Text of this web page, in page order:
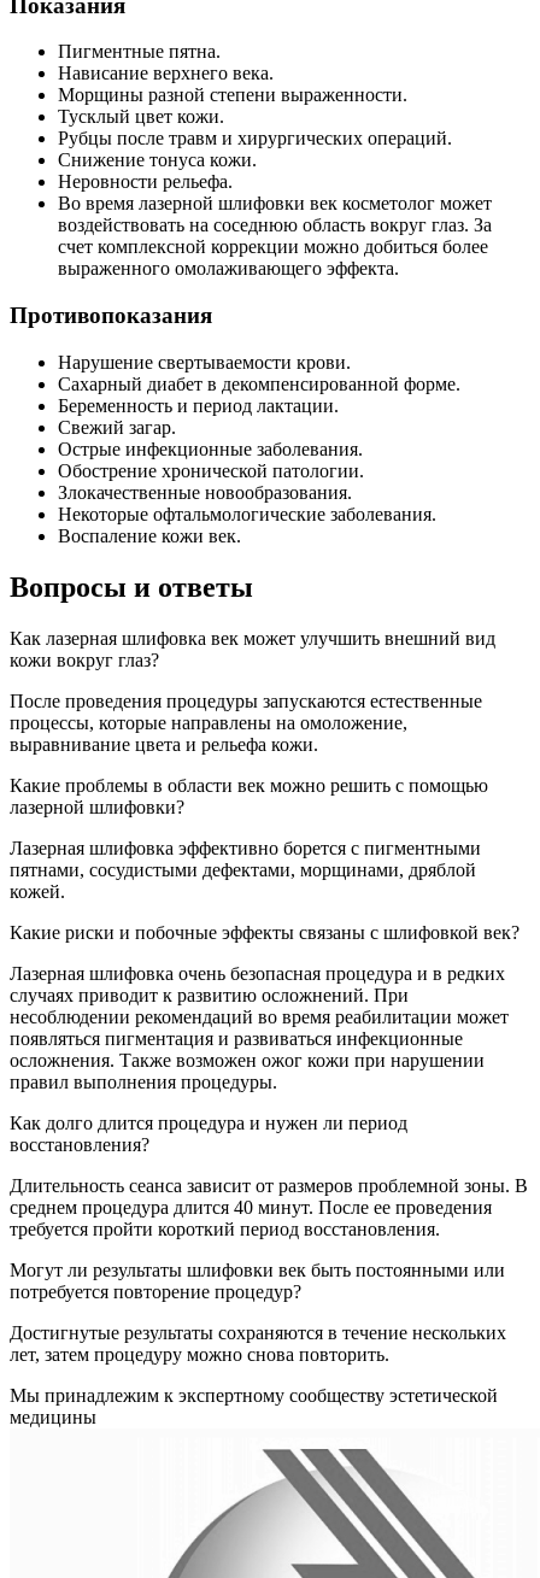
Пигментные пятна.
Нависание верхнего века.
Морщины разной степени выраженности.
Тусклый цвет кожи.
Рубцы после травм и хирургических операций.
Снижение тонуса кожи.
Неровности рельефа.
Во время лазерной шлифовки век косметолог может
воздействовать на соседнюю область вокруг глаз. За
счет комплексной коррекции можно добиться более
выраженного омолаживающего эффекта.
Противопоказания
Нарушение свертываемости крови.
Сахарный диабет в декомпенсированной форме.
Беременность и период лактации.
Свежий загар.
Острые инфекционные заболевания.
Обострение хронической патологии.
Злокачественные новообразования.
Некоторые офтальмологические заболевания.
Воспаление кожи век.
Вопросы и ответы
Как лазерная шлифовка век может улучшить внешний вид
кожи вокруг глаз?
После проведения процедуры запускаются естественные
процессы, которые направлены на омоложение,
выравнивание цвета и рельефа кожи.
Какие проблемы в области век можно решить с помощью
лазерной шлифовки?
Лазерная шлифовка эффективно борется с пигментными
пятнами, сосудистыми дефектами, морщинами, дряблой
кожей.
Какие риски и побочные эффекты связаны с шлифовкой век?
Лазерная шлифовка очень безопасная процедура и в редких
случаях приводит к развитию осложнений. При
несоблюдении рекомендаций во время реабилитации может
появляться пигментация и развиваться инфекционные
осложнения. Также возможен ожог кожи при нарушении
правил выполнения процедуры.
Как долго длится процедура и нужен ли период
восстановления?
Длительность сеанса зависит от размеров проблемной зоны. В
среднем процедура длится 40 минут. После ее проведения
требуется пройти короткий период восстановления.
Могут ли результаты шлифовки век быть постоянными или
потребуется повторение процедур?
Достигнутые результаты сохраняются в течение нескольких
лет, затем процедуру можно снова повторить.
Мы принадлежим к экспертному сообществу эстетической
медицины